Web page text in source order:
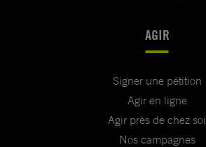
AGIR
Signer une pétition
Agir en ligne
Agir près de chez soi
Nos campagnes